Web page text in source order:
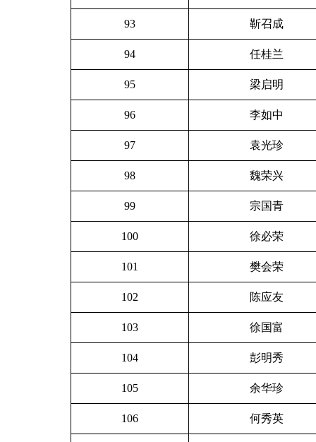
93 靳召成
94 任桂兰
95 梁启明
96 李如中
97 袁光珍
98 魏荣兴
99 宗国青
100 徐必荣
101 樊会荣
102 陈应友
103 徐国富
104 彭明秀
105 余华珍
106 何秀英